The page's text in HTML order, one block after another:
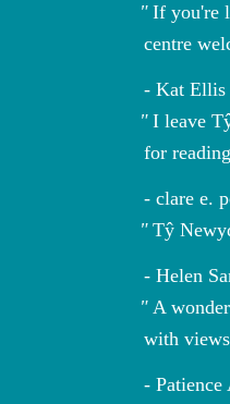
If you're
centre
Kat Ellis
I leave
for
clare e.
Tŷ
Helen
A
with
Patience